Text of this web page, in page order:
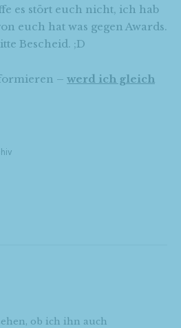
es stört euch nicht, ich hab
euch hat was gegen Awards.
Bescheid. ;D
– werd ich gleich
ob ich ihn auch